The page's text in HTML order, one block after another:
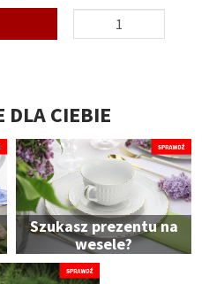
DLA CIEBIE
Szukasz prezentu na
wesele?